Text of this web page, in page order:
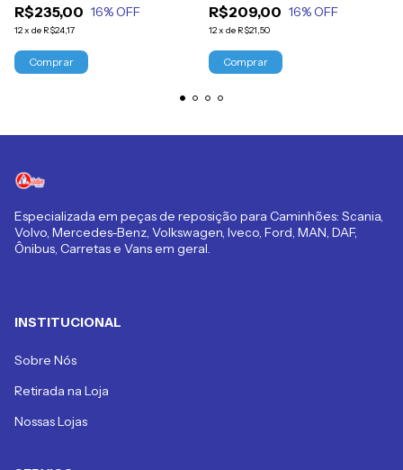
R$235,00 16% OFF
12x de R$24,17
R$209,00 16% OFF
12x de R$21,50
Especializada em peças de reposição para Caminhões: Scania,
Volvo, Mercedes-Benz, Volkswagen, Iveco, Ford, MAN, DAF,
Ônibus, Carretas e Vans em geral.
INSTITUCIONAL
Sobre Nós
Retirada na Loja
Nossas Lojas